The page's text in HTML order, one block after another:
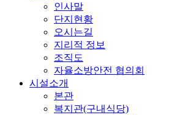
인사말
단지현황
오시는길
지리적 정보
조직도
자율소방안전 협의회
시설소개
본관
복지관(구내식당)